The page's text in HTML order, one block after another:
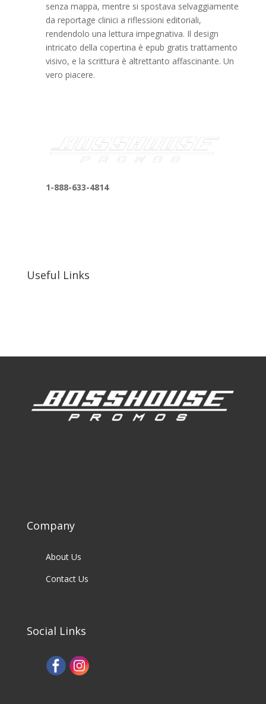
senza mappa, mentre si spostava selvaggiamente
da reportage clinici a riflessioni editoriali,
rendendolo una lettura impegnativa. Il design
intricato della copertina è epub gratis trattamento
visivo, e la scrittura è altrettanto affascinante. Un
vero piacere.
1-888-633-4814
Useful Links
Company
About Us
Contact Us
Social Links